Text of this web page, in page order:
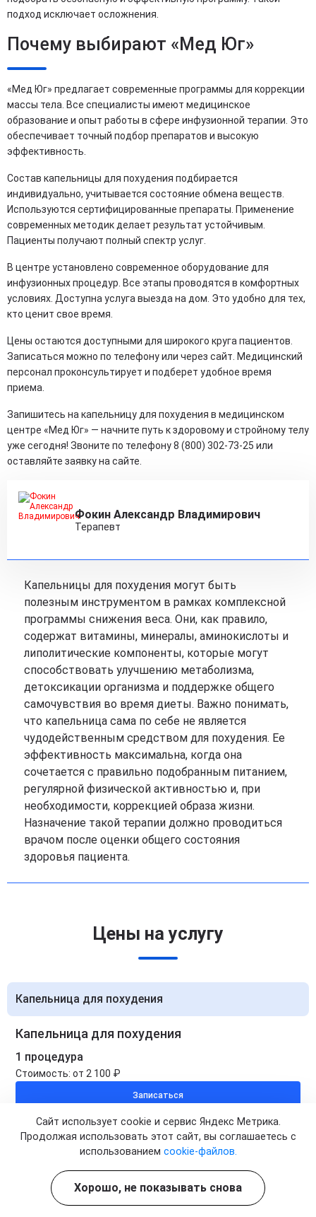
подход исключает осложнения.
Почему выбирают «Мед Юг»
«Мед Юг» предлагает современные программы для коррекции
массы тела. Все специалисты имеют медицинское
образование и опыт работы в сфере инфузионной терапии. Это
обеспечивает точный подбор препаратов и высокую
эффективность.
Состав капельницы для похудения подбирается
индивидуально, учитывается состояние обмена веществ.
Используются сертифицированные препараты. Применение
современных методик делает результат устойчивым.
Пациенты получают полный спектр услуг.
В центре установлено современное оборудование для
инфузионных процедур. Все этапы проводятся в комфортных
условиях. Доступна услуга выезда на дом. Это удобно для тех,
кто ценит свое время.
Цены остаются доступными для широкого круга пациентов.
Записаться можно по телефону или через сайт. Медицинский
персонал проконсультирует и подберет удобное время
приема.
Запишитесь на капельницу для похудения в медицинском
центре «Мед Юг» — начните путь к здоровому и стройному телу
уже сегодня! Звоните по телефону 8 (800) 302-73-25 или
оставляйте заявку на сайте.
Фокин Александр Владимирович
Терапевт
Капельницы для похудения могут быть
полезным инструментом в рамках комплексной
программы снижения веса. Они, как правило,
содержат витамины, минералы, аминокислоты и
липолитические компоненты, которые могут
способствовать улучшению метаболизма,
детоксикации организма и поддержке общего
самочувствия во время диеты. Важно понимать,
что капельница сама по себе не является
чудодейственным средством для похудения. Ее
эффективность максимальна, когда она
сочетается с правильно подобранным питанием,
регулярной физической активностью и, при
необходимости, коррекцией образа жизни.
Назначение такой терапии должно проводиться
врачом после оценки общего состояния
здоровья пациента.
Цены на услугу
Капельница для похудения
Капельница для похудения
1 процедура
Стоимость: от 2 100 ₽
Записаться
Капельница для похудения
Стоимость:
Цена по акции:от 8 900 ₽
Сайт использует cookie и сервис Яндекс Метрика.
Продолжая использовать этот сайт, вы соглашаетесь с
использованием cookie-файлов.
Хорошо, не показывать снова